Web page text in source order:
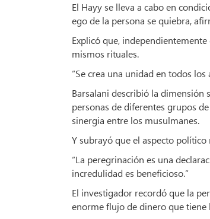
El Hayy se lleva a cabo en
ego de la persona se quiebra,
Explicó que,
mismos rituales.
“Se crea una unidad en todos
Barsalani describió la dimensión
personas de diferentes grupos
sinergia entre los musulmanes.
Y subrayó que el aspecto
“La peregrinación es una
incredulidad es beneficioso.”
El investigador recordó que la
enorme flujo de dinero que tiene